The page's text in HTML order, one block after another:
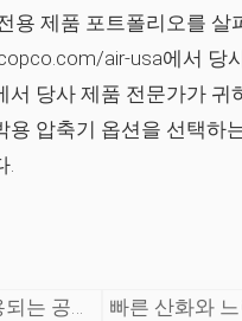
용 제품 포트폴리오를 살
air-usa에서 당
서 당사 제품 전문가가 귀
용 압축기 옵션을 선택하
.
농업에 사용되는 공기 압축기